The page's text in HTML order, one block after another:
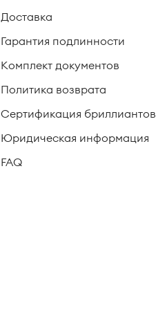
Доставка
Гарантия подлинности
Комплект документов
Политика возврата
Сертификация бриллиантов
Юридическая информация
FAQ